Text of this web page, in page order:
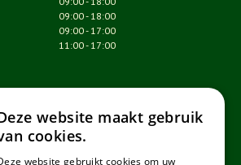
09:00 - 18:00
09:00 - 17:00
11:00 - 17:00
website maakt gebruik
cookies.
website gebruikt cookies om uw